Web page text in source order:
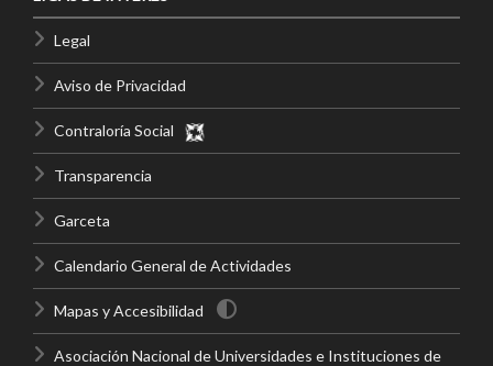
Legal
Aviso de Privacidad
Contraloría Social
Transparencia
Garceta
Calendario General de Actividades
Mapas y Accesibilidad
Asociación Nacional de Universidades e Instituciones de